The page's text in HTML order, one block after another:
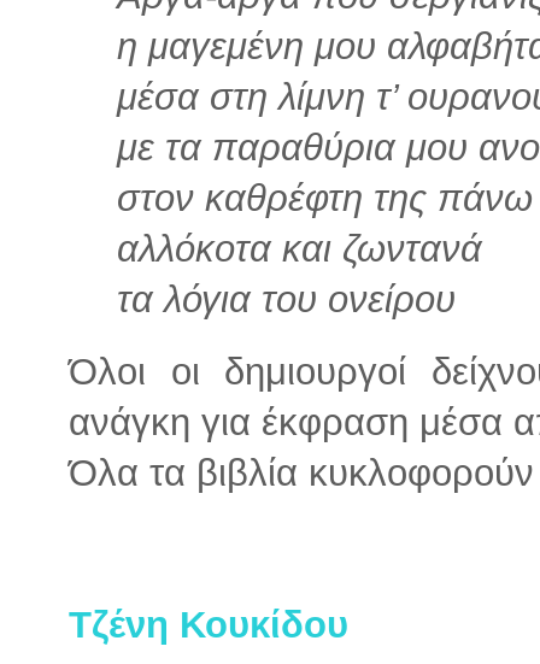
η μαγεμένη μου
μέσα στη λίμνη τ’
με τα παραθύρια μου
στον καθρέφτη της
αλλόκοτα και ζωντανά
τα λόγια του ονείρου
Όλοι οι δημιουργοί
ανάγκη για έκφραση μέσα
Όλα τα βιβλία κυκλοφορούν
Τζένη Κουκίδου